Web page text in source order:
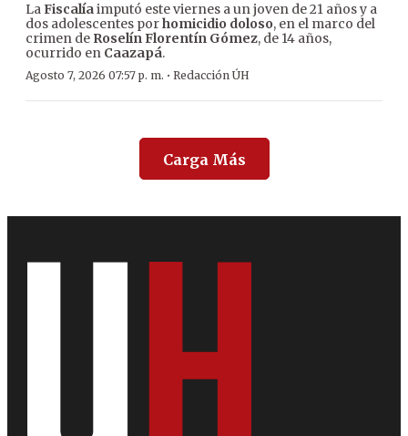
LaFiscalíaimputó este viernes a un joven de 21 años y a
dos adolescentes porhomicidio doloso, en el marco del
crimen de Roselín Florentín Gómez, de 14 años,
ocurrido en Caazapá.
Agosto 7, 2026 07:57 p. m. · Redacción ÚH
Carga Más